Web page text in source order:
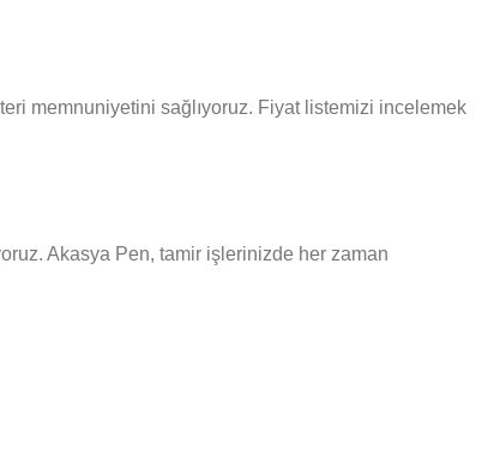
memnuniyetini sağlıyoruz. Fiyat listemizi incelemek
Akasya Pen, tamir işlerinizde her zaman